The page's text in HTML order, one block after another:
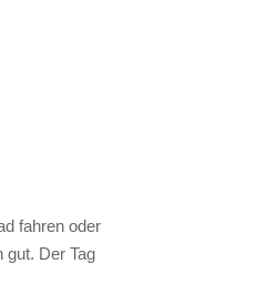
fahren oder
gut. Der Tag